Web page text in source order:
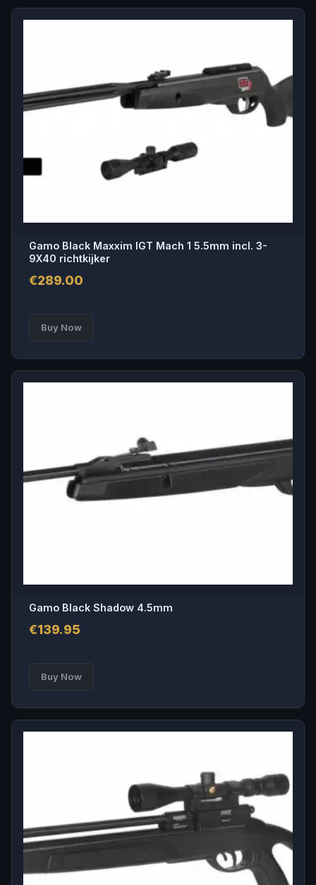
Gamo Black Maxxim IGT Mach 1 5.5mm incl. 3-
9X40 richtkijker
€289.00
Buy Now
Gamo Black Shadow 4.5mm
€139.95
Buy Now